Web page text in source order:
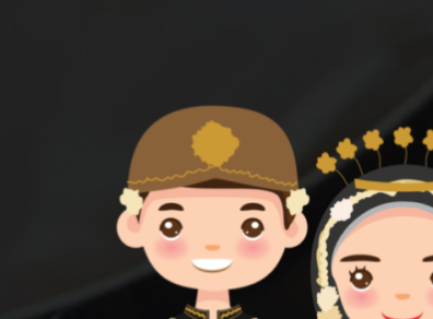
The Wedding Of